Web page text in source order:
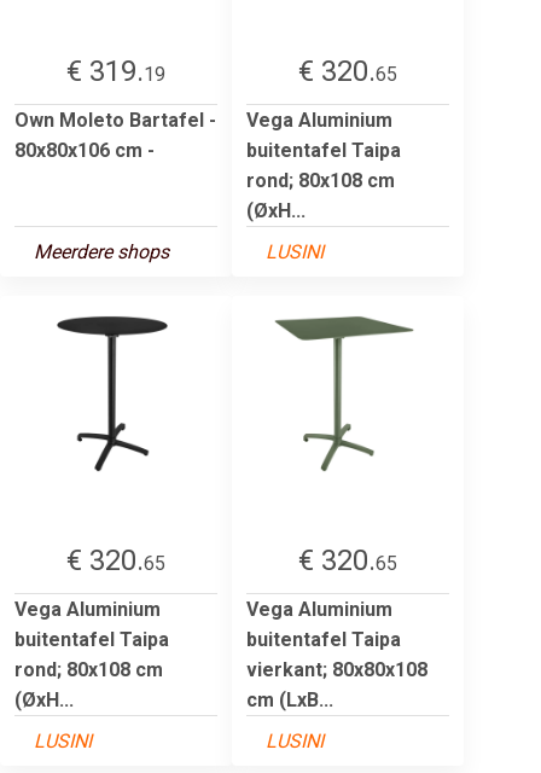
€ 319.19
Own Moleto Bartafel -
80x80x106 cm -
Meerdere shops
€ 320.65
Vega Aluminium
buitentafel Taipa
rond; 80x108 cm
(ØxH...
LUSINI
€ 320.65
Vega Aluminium
buitentafel Taipa
rond; 80x108 cm
(ØxH...
LUSINI
€ 320.65
Vega Aluminium
buitentafel Taipa
vierkant; 80x80x108
cm (LxB...
LUSINI